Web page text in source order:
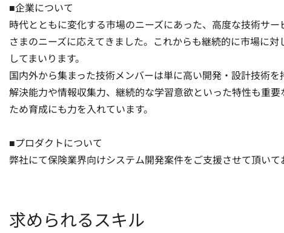
■企業について
時代とともに変化する市場のニーズにあった、高度な技術サ
さまのニーズに応えてきました。これからも継続的に市場に
してまいります。
国内外から集まった技術メンバーは単に高い開発・設計技術
解決能力や情報収集力、継続的な学習意欲といった特性も重
ため育成にも力を入れています。
■プロダクトについて
弊社にて保険業界向けシステム開発案件をご支援させて頂いて
求められるスキル